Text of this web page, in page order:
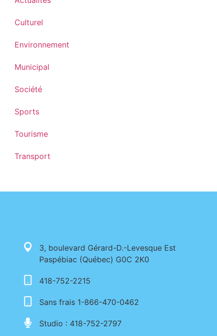
Culturel
Environnement
Municipal
Société
Sports
Tourisme
Transport
3, boulevard Gérard-D.-Levesque Est
Paspébiac (Québec) G0C 2K0
418-752-2215
Sans frais 1-866-470-0462
Studio : 418-752-2797